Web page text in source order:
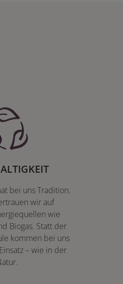
bei uns Tradition.
wir auf
wie
Biogas. Statt der
kommen bei uns
– wie in der